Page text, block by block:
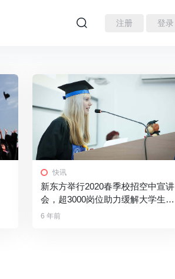
注册 登录
快讯
新东方举行2020春季校招空中宣讲
会，超3000岗位助力缓解大学生就
业压力
6 年前